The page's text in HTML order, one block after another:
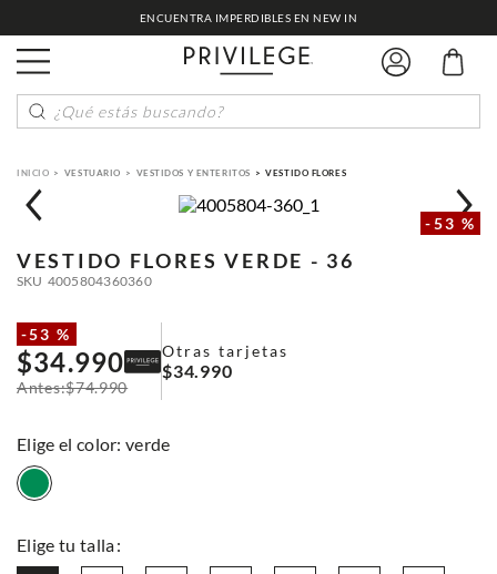
ENCUENTRA IMPERDIBLES EN NEW IN
¿Qué estás buscando?
VESTUARIO VESTIDOS Y ENTERITOS VESTIDO FLORES
-53 %
VESTIDO FLORES VERDE - 36
SKU 4005804360360
-53 %
$34.990
$74.990
Otras tarjetas
$34.990
: verde